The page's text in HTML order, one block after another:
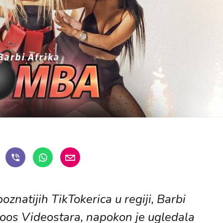
TikTokerica u regiji, Barbi
Videostara, napokon je ugledala